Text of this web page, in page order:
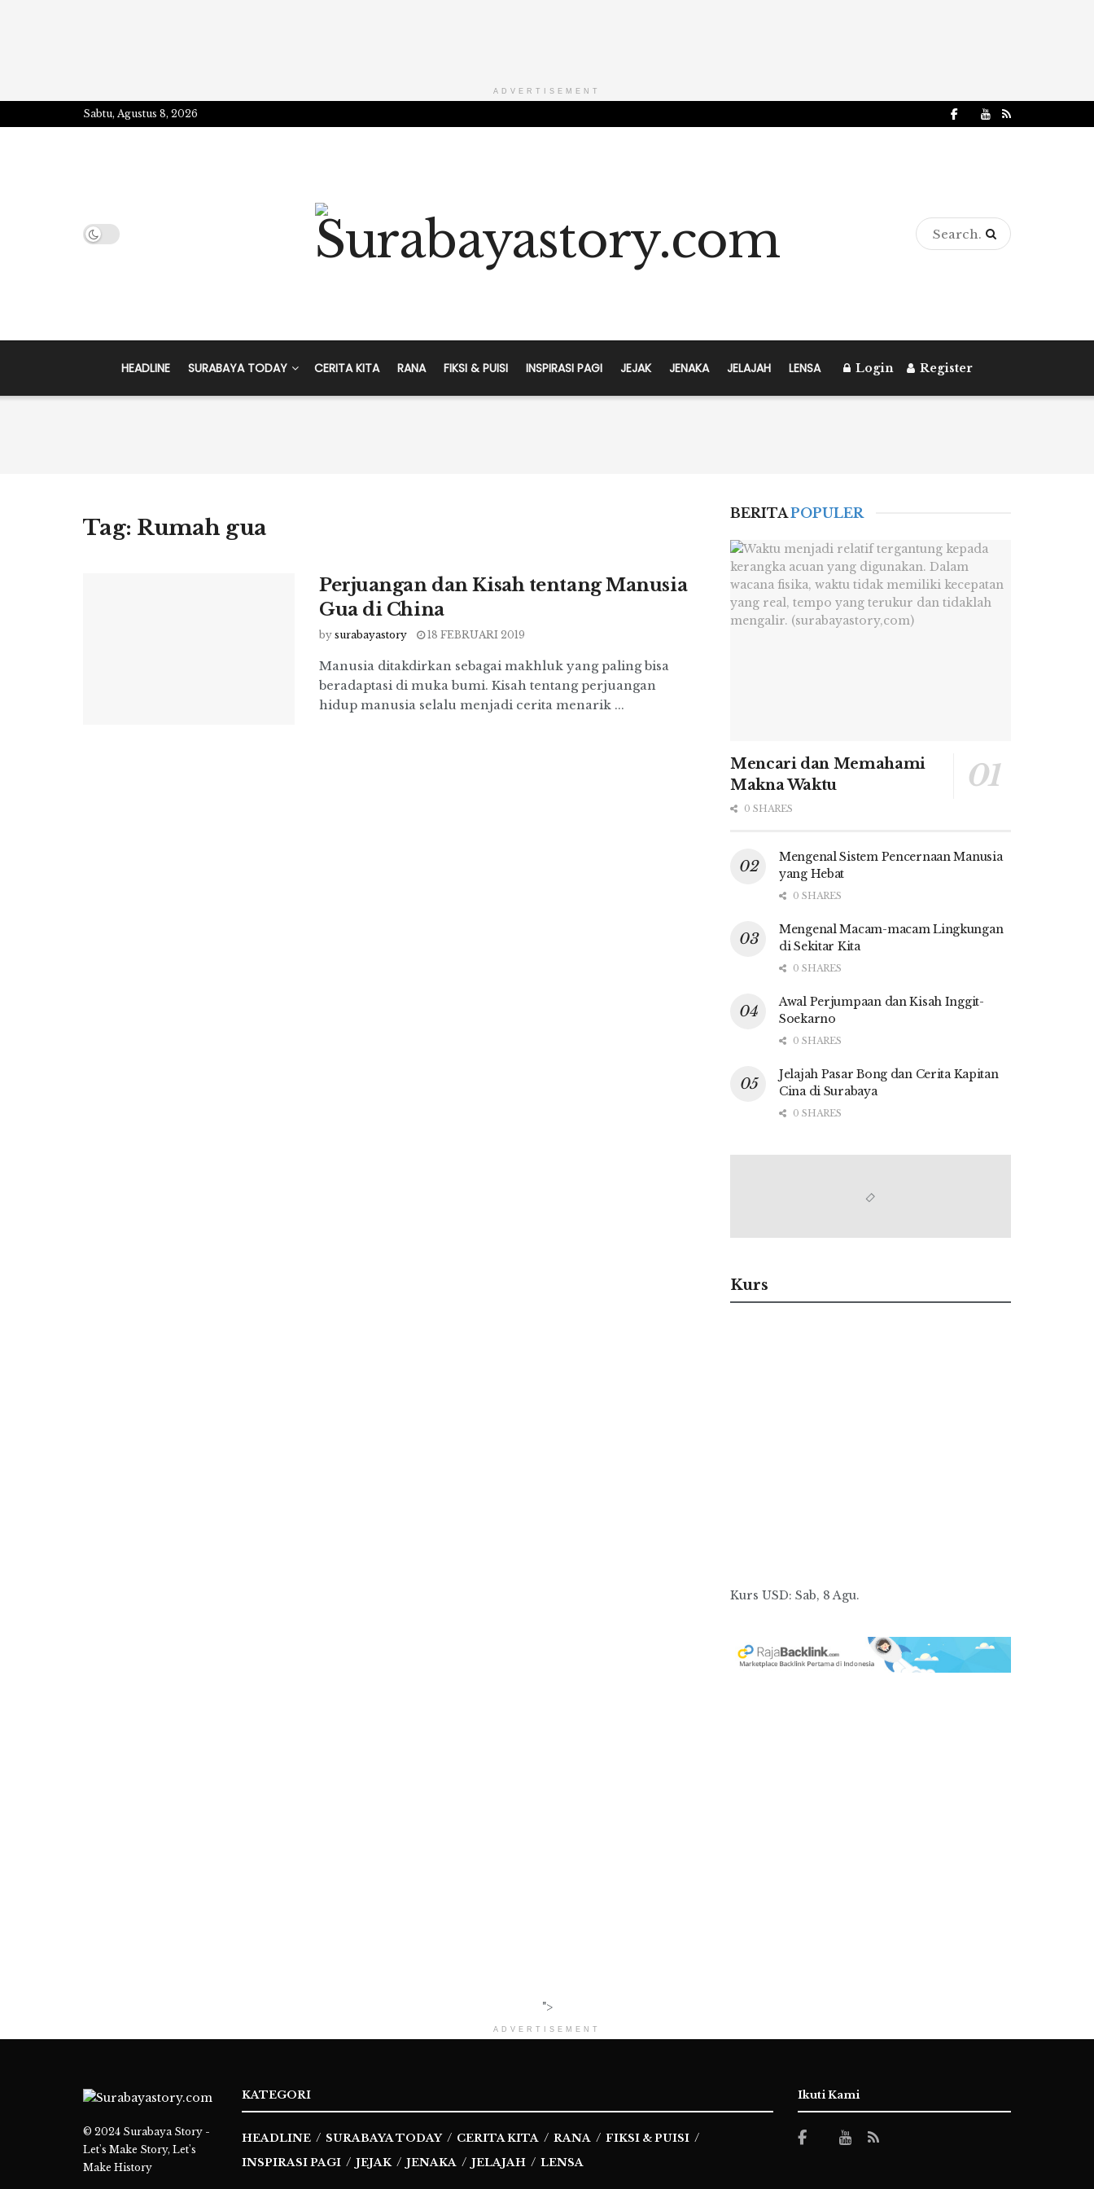
ADVERTISEMENT
Sabtu, Agustus 8, 2026
HEADLINE SURABAYA TODAY CERITA KITA RANA FIKSI & PUISI INSPIRASI PAGI JEJAK JENAKA JELAJAH LENSA Login Register
Tag: Rumah gua
Perjuangan dan Kisah tentang Manusia
Gua di China
by surabayastory 18 FEBRUARI 2019
Manusia ditakdirkan sebagai makhluk yang paling bisa
beradaptasi di muka bumi. Kisah tentang perjuangan
hidup manusia selalu menjadi cerita menarik ...
BERITAPOPULER
Mencari dan Memahami
Makna Waktu
0 SHARES
Mengenal Sistem Pencernaan Manusia
yang Hebat
0 SHARES
Mengenal Macam-macam Lingkungan
di Sekitar Kita
0 SHARES
Awal Perjumpaan dan Kisah Inggit-
Soekarno
0 SHARES
Jelajah Pasar Bong dan Cerita Kapitan
Cina di Surabaya
0 SHARES
Kurs
Kurs USD: Sab, 8 Agu.
">
ADVERTISEMENT
© 2024 Surabaya Story -
Let's Make Story, Let's
Make History
KATEGORI
HEADLINE SURABAYA TODAY CERITA KITA RANA
FIKSI & PUISI
INSPIRASI PAGI
JEJAK JENAKA JELAJAH LENSA
Ikuti Kami